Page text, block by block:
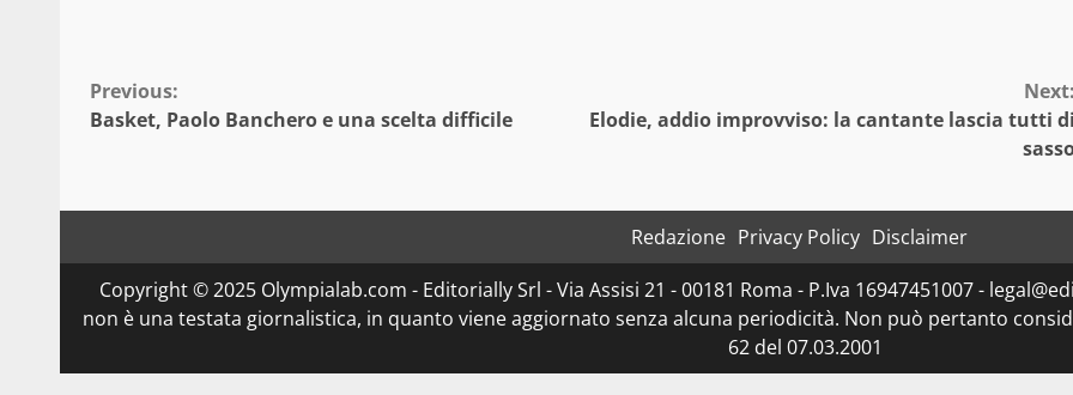
Continue
Previous:
Basket, Paolo Banchero e una scelta difficile
Elodie, addio improvviso: la cantante lascia tutti
Redazione Privacy Policy Disclaimer
Copyright © 2025 Olympialab.com - Editorially Srl - Via Assisi 21 - 00181 Roma - P.Iva 16947451007 -
non è una testata giornalistica, in quanto viene aggiornato senza alcuna periodicità. Non può pertanto
62 del 07.03.2001